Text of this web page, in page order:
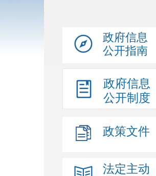
政府信息
公开指南
政府信息
公开制度
政策文件
法定主动